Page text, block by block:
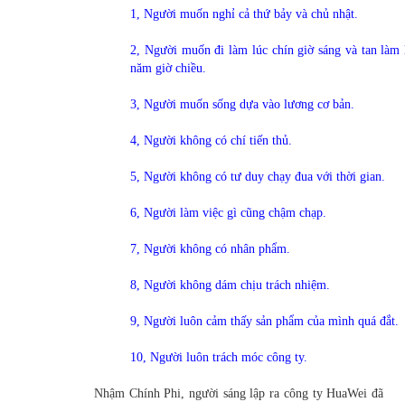
1, Người muốn nghỉ cả thứ bảy và chủ nhật.
2, Người muốn đi làm lúc chín giờ sáng và tan làm
năm giờ chiều.
3, Người muốn sống dựa vào lương cơ bản.
4, Người không có chí tiến thủ.
5, Người không có tư duy chạy đua với thời gian.
6, Người làm việc gì cũng chậm chạp.
7, Người không có nhân phẩm.
8, Người không dám chịu trách nhiệm.
9, Người luôn cảm thấy sản phẩm của mình quá đắt.
10, Người luôn trách móc công ty.
Nhậm Chính Phi, người sáng lập ra công ty HuaWei đã